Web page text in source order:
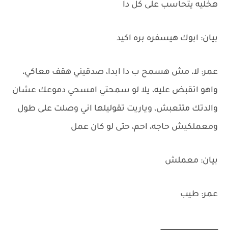
هخليه يتحاسب على كل دا
بيان: ابوك هيسفره بره اكيد
عمر: لا، مش هسمح ب دا ابدا، صدقيني هقف معاكي،
واهو اتقبض عليه، يلا لو سمحتي امسحي دموعك عشان
والدتك متتعبش، وياريت تقوليلها اني وصلت على طول
ومعملكيش حاجه، احم، حتى لو كان عمل
بيان: معملش
عمر: طيب
ــــــــــــــــــــــــــــــــــــــــــــــــــــــــ